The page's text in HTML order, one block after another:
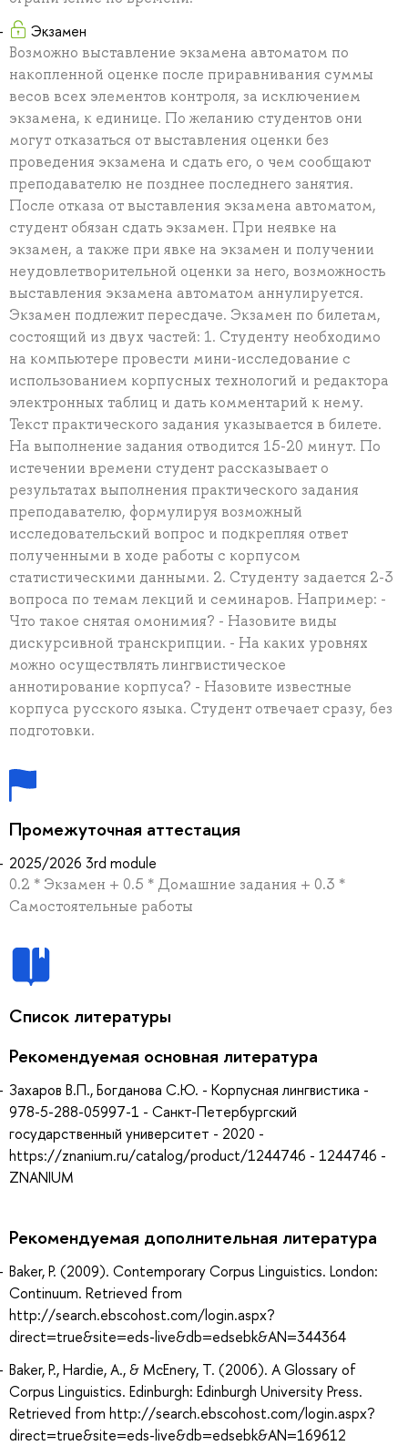
Экзамен
Возможно выставление экзамена автоматом по
накопленной оценке после приравнивания суммы
весов всех элементов контроля, за исключением
экзамена, к единице. По желанию студентов они
могут отказаться от выставления оценки без
проведения экзамена и сдать его, о чем сообщают
преподавателю не позднее последнего занятия.
После отказа от выставления экзамена автоматом,
студент обязан сдать экзамен. При неявке на
экзамен, а также при явке на экзамен и получении
неудовлетворительной оценки за него, возможность
выставления экзамена автоматом аннулируется.
Экзамен подлежит пересдаче. Экзамен по билетам,
состоящий из двух частей: 1. Студенту необходимо
на компьютере провести мини-исследование с
использованием корпусных технологий и редактора
электронных таблиц и дать комментарий к нему.
Текст практического задания указывается в билете.
На выполнение задания отводится 15-20 минут. По
истечении времени студент рассказывает о
результатах выполнения практического задания
преподавателю, формулируя возможный
исследовательский вопрос и подкрепляя ответ
полученными в ходе работы с корпусом
статистическими данными. 2. Студенту задается 2-3
вопроса по темам лекций и семинаров. Например: -
Что такое снятая омонимия? - Назовите виды
дискурсивной транскрипции. - На каких уровнях
можно осуществлять лингвистическое
аннотирование корпуса? - Назовите известные
корпуса русского языка. Студент отвечает сразу, без
подготовки.
Промежуточная аттестация
2025/2026 3rd module
0.2 * Экзамен + 0.5 * Домашние задания + 0.3 *
Самостоятельные работы
Список литературы
Рекомендуемая основная литература
Захаров В.П., Богданова С.Ю. - Корпусная лингвистика -
978-5-288-05997-1 - Санкт-Петербургский
государственный университет - 2020 -
https://znanium.ru/catalog/product/1244746 - 1244746 -
ZNANIUM
Рекомендуемая дополнительная литература
Baker, P. (2009). Contemporary Corpus Linguistics. London:
Continuum. Retrieved from
http://search.ebscohost.com/login.aspx?
direct=true&site=eds-live&db=edsebk&AN=344364
Baker, P., Hardie, A., & McEnery, T. (2006). A Glossary of
Corpus Linguistics. Edinburgh: Edinburgh University Press.
Retrieved from http://search.ebscohost.com/login.aspx?
direct=true&site=eds-live&db=edsebk&AN=169612